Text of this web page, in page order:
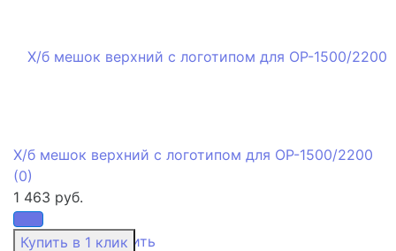
избранное сравнить
Х/б мешок верхний с логотипом для OP-1500/2200
(0)
1 463 руб.